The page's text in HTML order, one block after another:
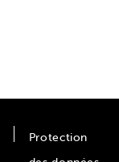
Protection